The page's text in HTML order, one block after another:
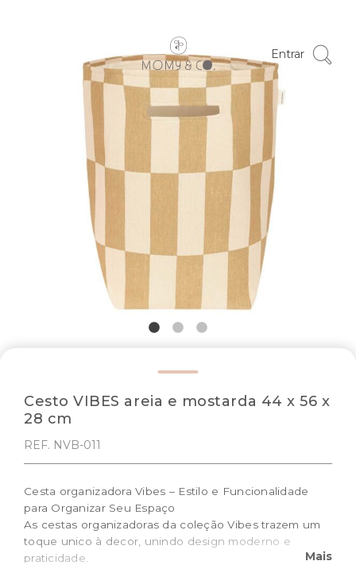
Entrar
Cesto VIBES areia e mostarda 44 x 56 x
28 cm
REF. NVB-011
Cesta organizadora Vibes – Estilo e Funcionalidade
para Organizar Seu Espaço
As cestas organizadoras da coleção Vibes trazem um
toque unico à decor, unindo design moderno e
praticidade.
Mais